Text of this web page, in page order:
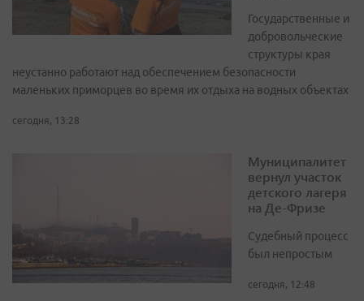
Государственные и
добровольческие
структуры края
неустанно работают над обеспечением безопасности
маленьких приморцев во время их отдыха на водных объектах
сегодня, 13:28
Муниципалитет
вернул участок
детского лагеря
на Де-Фризе
Судебный процесс
был непростым
сегодня, 12:48